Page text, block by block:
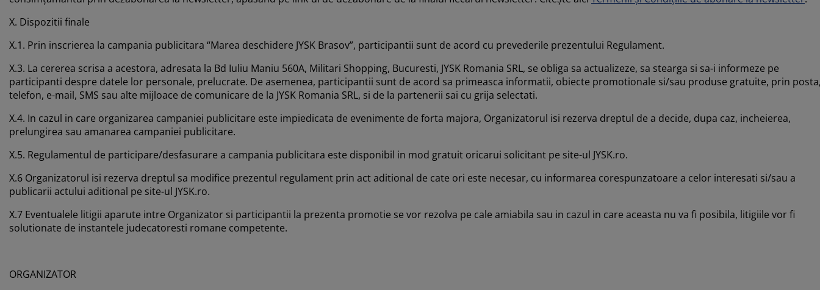
X. Dispozitii finale
X.1. Prin inscrierea la campania publicitara “Marea deschidere JYSK Brasov”, participantii sunt de acord cu prevederile prezentului Regulament.
X.3. La cererea scrisa a acestora, adresata la Bd Iuliu Maniu 560A, Militari Shopping, Bucuresti, JYSK Romania SRL, se obliga sa actualizeze, sa stearga si sa-i informeze pe
participanti despre datele lor personale, prelucrate. De asemenea, participantii sunt de acord sa primeasca informatii, obiecte promotionale si/sau produse gratuite, prin
telefon, e-mail, SMS sau alte mijloace de comunicare de la JYSK Romania SRL, si de la partenerii sai cu grija selectati.
X.4. In cazul in care organizarea campaniei publicitare este impiedicata de evenimente de forta majora, Organizatorul isi rezerva dreptul de a decide, dupa caz, incheierea,
prelungirea sau amanarea campaniei publicitare.
X.5. Regulamentul de participare/desfasurare a campania publicitara este disponibil in mod gratuit oricarui solicitant pe site-ul JYSK.ro.
X.6 Organizatorul isi rezerva dreptul sa modifice prezentul regulament prin act aditional de cate ori este necesar, cu informarea corespunzatoare a celor interesati si/sau a
publicarii actului aditional pe site-ul JYSK.ro.
X.7 Eventualele litigii aparute intre Organizator si participantii la prezenta promotie se vor rezolva pe cale amiabila sau in cazul in care aceasta nu va fi posibila, litigiile vor fi
solutionate de instantele judecatoresti romane competente.
ORGANIZATOR